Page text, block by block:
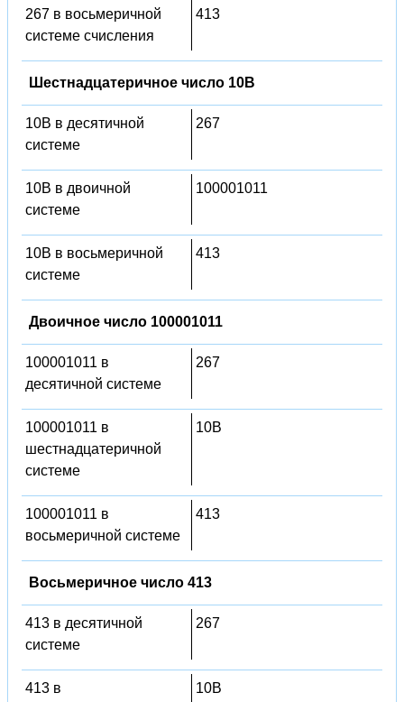
267 в восьмеричной
системе счисления
413
Шестнадцатеричное число 10B
10B в десятичной
системе
267
10B в двоичной
системе
100001011
10B в восьмеричной
системе
413
Двоичное число 100001011
100001011 в
десятичной системе
267
100001011 в
шестнадцатеричной
системе
10B
100001011 в
восьмеричной системе
413
Восьмеричное число 413
413 в десятичной
системе
267
413 в
10B